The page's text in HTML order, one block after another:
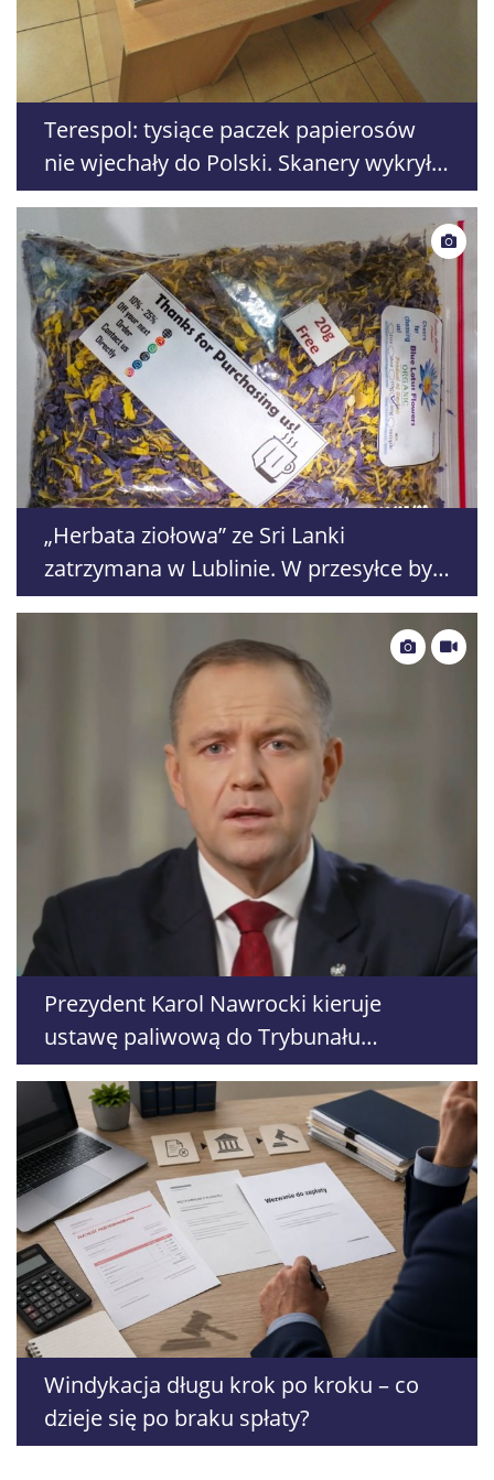
Terespol: tysiące paczek papierosów
nie wjechały do Polski. Skanery wykryły
skrytki
„Herbata ziołowa” ze Sri Lanki
zatrzymana w Lublinie. W przesyłce był
lotos błękitny
Prezydent Karol Nawrocki kieruje
ustawę paliwową do Trybunału
Konstytucyjnego. Ostrzega przed
podwyżkami
Windykacja długu krok po kroku – co
dzieje się po braku spłaty?